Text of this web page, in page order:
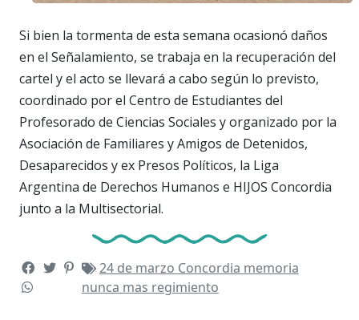
Si bien la tormenta de esta semana ocasionó daños
en el Señalamiento, se trabaja en la recuperación del
cartel y el acto se llevará a cabo según lo previsto,
coordinado por el Centro de Estudiantes del
Profesorado de Ciencias Sociales y organizado por la
Asociación de Familiares y Amigos de Detenidos,
Desaparecidos y ex Presos Políticos, la Liga
Argentina de Derechos Humanos e HIJOS Concordia
junto a la Multisectorial.
24 de marzo Concordia memoria
nunca mas regimiento